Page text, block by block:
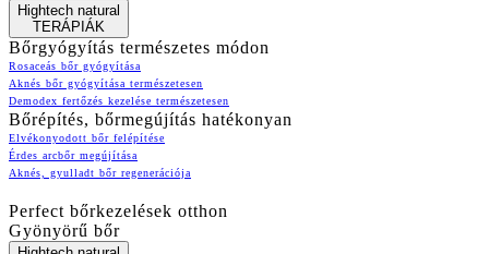
Hightech natural
TERÁPIÁK
Bőrgyógyítás természetes módon
Rosaceás bőr gyógyítása
Aknés bőr gyógyítása természetesen
Demodex fertőzés kezelése természetesen
Bőrépítés, bőrmegújítás hatékonyan
Elvékonyodott bőr felépítése
Érdes arcbőr megújítása
Aknés, gyulladt bőr regenerációja
Perfect bőrkezelések otthon
Gyönyörű bőr